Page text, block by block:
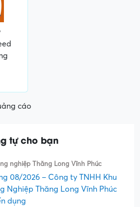
cáo
tự cho bạn
nghiệp Thăng Long Vĩnh Phúc
08/2026 – Công ty TNHH Khu
Nghiệp Thăng Long Vĩnh Phúc
dụng